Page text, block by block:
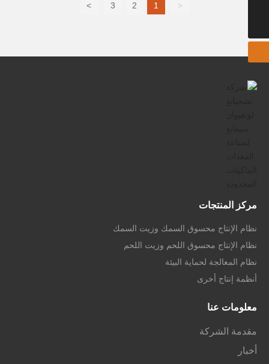
<
1
2
3
>
مركز المنتجات
نظام الإنتاج محسوق السمك وزيت السمك
نظام الإنتاج محسوق اللحم وزيت اللحم
نظام المعالجة لحماية البيئة
أنظمة إنتاج أخرى
معلومات عنا
مقدمة الشركة
أخبار